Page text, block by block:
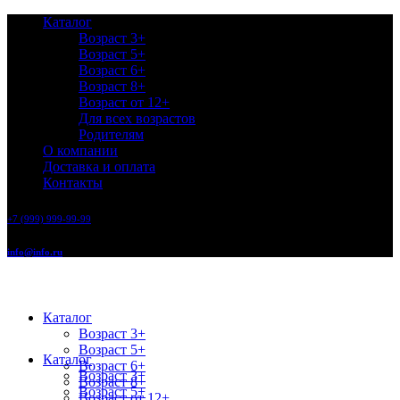
Каталог
Возраст 3+
Возраст 5+
Возраст 6+
Возраст 8+
Возраст от 12+
Для всех возрастов
Родителям
О компании
Доставка и оплата
Контакты
+7 (999) 999-99-99
info@info.ru
Каталог
Возраст 3+
Возраст 5+
Возраст 6+
Возраст 8+
Каталог
Возраст 3+
Возраст 5+